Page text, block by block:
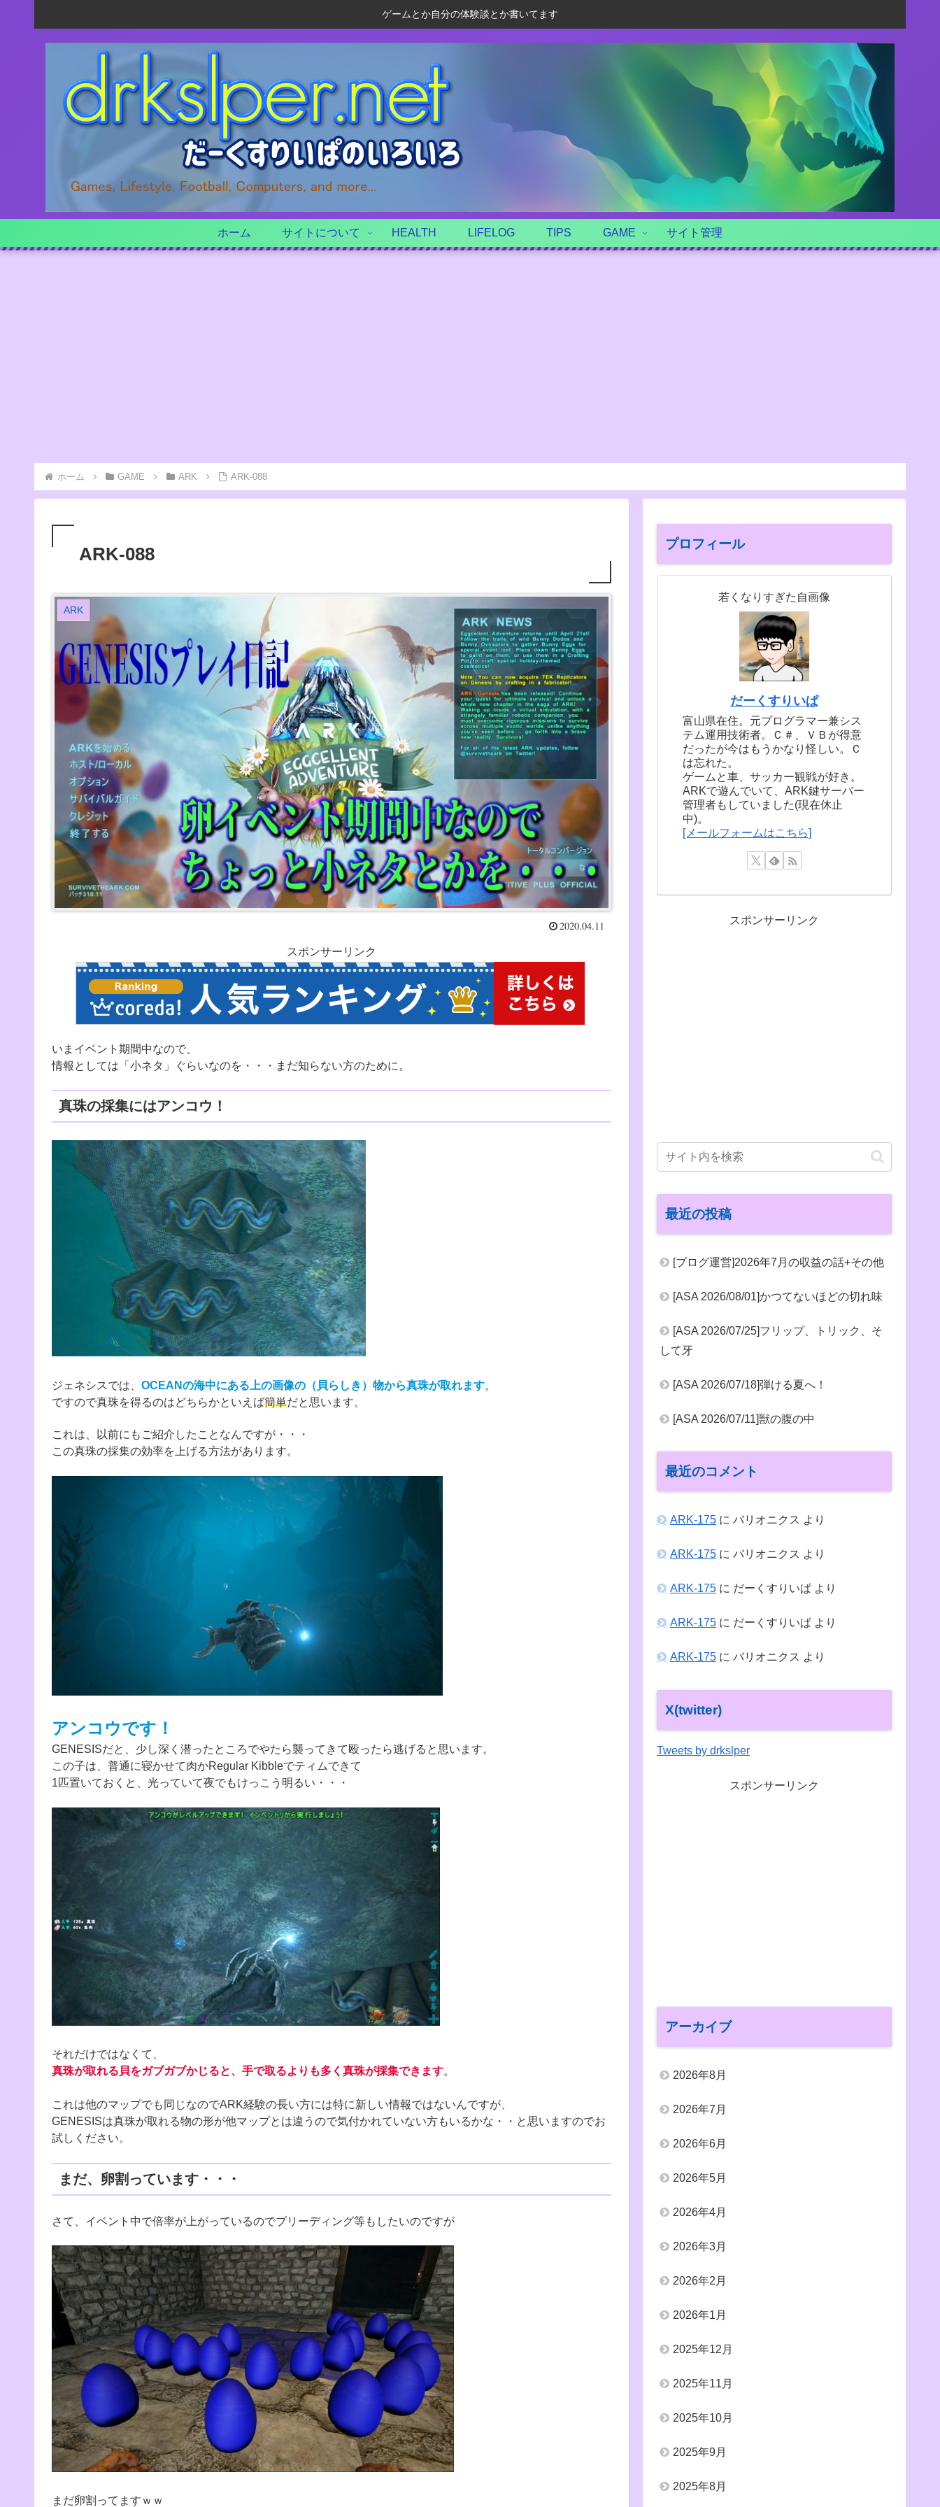
ゲームとか自分の体験談とか書いてます
ホーム サイトについて HEALTH LIFELOG TIPS GAME サイト管理
ホーム GAME ARK ARK-088
ARK-088
ARK
2020.04.11
スポンサーリンク
いまイベント期間中なので、
情報としては「小ネタ」ぐらいなのを・・・まだ知らない方のために。
真珠の採集にはアンコウ！
ジェネシスでは、 OCEANの海中にある上の画像の（貝らしき）物から真珠が取れます。
ですので真珠を得るのはどちらかといえば簡単だと思います。
これは、以前にもご紹介したことなんですが・・・
この真珠の採集の効率を上げる方法があります。
アンコウです！
GENESISだと、少し深く潜ったところでやたら襲ってきて殴ったら逃げると思います。
この子は、普通に寝かせて肉かRegular Kibbleでティムできて
1匹置いておくと、光っていて夜でもけっこう明るい・・・
それだけではなくて、
真珠が取れる貝をガブガブかじると、手で取るよりも多く真珠が採集できます。
これは他のマップでも同じなのでARK経験の長い方には特に新しい情報ではないんですが、
GENESISは真珠が取れる物の形が他マップとは違うので気付かれていない方もいるかな・・と思いますのでお
試しください。
まだ、卵割っています・・・
さて、イベント中で倍率が上がっているのでブリーディング等もしたいのですが
まだ卵割ってますｗｗ
プロフィール
若くなりすぎた自画像
だーくすりいぱ
富山県在住。元プログラマー兼シス
テム運用技術者。Ｃ＃、ＶＢが得意
だったが今はもうかなり怪しい。Ｃ
は忘れた。
ゲームと車、サッカー観戦が好き。
ARKで遊んでいて、ARK鍵サーバー
管理者もしていました(現在休止
中)。
[メールフォームはこちら]
スポンサーリンク
最近の投稿
[ブログ運営]2026年7月の収益の話+その他
[ASA 2026/08/01]かつてないほどの切れ味
[ASA 2026/07/25]フリップ、トリック、そ
して牙
[ASA 2026/07/18]弾ける夏へ！
[ASA 2026/07/11]獣の腹の中
最近のコメント
ARK-175 に バリオニクス より
ARK-175 に バリオニクス より
ARK-175 に だーくすりいぱ より
ARK-175 に だーくすりいぱ より
ARK-175 に バリオニクス より
X(twitter)
Tweets by drkslper
スポンサーリンク
アーカイブ
2026年8月
2026年7月
2026年6月
2026年5月
2026年4月
2026年3月
2026年2月
2026年1月
2025年12月
2025年11月
2025年10月
2025年9月
2025年8月